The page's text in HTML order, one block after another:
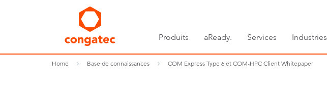
Produits aReady. Services Industries
Home Base de connaissances COM Express Type 6 et COM-HPC Client Whitepaper